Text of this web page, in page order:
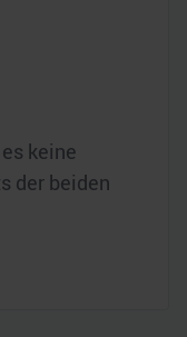
keine
der beiden